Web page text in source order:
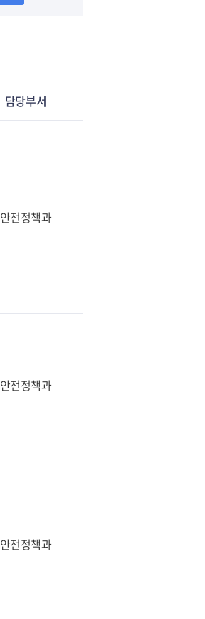
담당부서
안전정책과
안전정책과
안전정책과